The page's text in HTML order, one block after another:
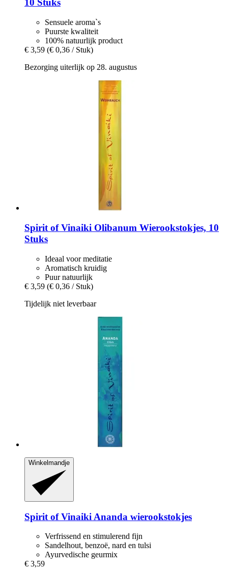
10 Stuks
Sensuele aroma`s
Puurste kwaliteit
100% natuurlijk product
€ 3,59 (€ 0,36 / Stuk)
Bezorging uiterlijk op 28. augustus
Spirit of Vinaiki Olibanum Wierookstokjes, 10
Stuks
Ideaal voor meditatie
Aromatisch kruidig
Puur natuurlijk
€ 3,59 (€ 0,36 / Stuk)
Tijdelijk niet leverbaar
Winkelmandje
Spirit of Vinaiki Ananda wierookstokjes
Verfrissend en stimulerend fijn
Sandelhout, benzoë, nard en tulsi
Ayurvedische geurmix
€ 3,59